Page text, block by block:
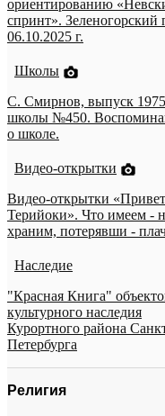
ориентированию
спринт». Зеленогорский
06.10.2025 г.
Школы
С. Смирнов, выпуск 1975
школы №450.
о школе.
Видео-открытки
Видео-открытки
Терийоки». Что имеем -
храним, потерявши -
Наследие
"Красная Книга"
культурного наследия
Курортного района
Петербурга
Религия